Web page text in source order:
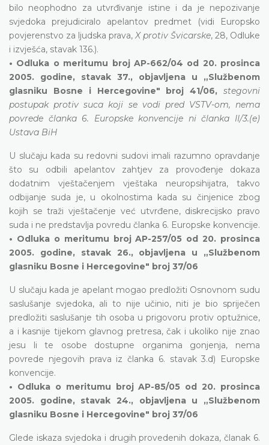
bilo neophodno za utvrđivanje istine i da je nepozivanje
svjedoka prejudiciralo apelantov predmet (vidi Europsko
povjerenstvo za ljudska prava, X protiv Švicarske, 28, Odluke
i izvješća, stavak 136.).
• Odluka o meritumu broj AP-662/04 od 20. prosinca
2005. godine, stavak 37., objavljena u „Službenom
glasniku Bosne i Hercegovine" broj 41/06, stegovni
postupak protiv suca koji se vodi pred VSTV-om, nema
povrede članka 6. Europske konvencije ni članka II/3.(e)
Ustava BiH
U slučaju kada su redovni sudovi imali razumno opravdanje
što su odbili apelantov zahtjev za provođenje dokaza
dodatnim vještačenjem vještaka neuropsihijatra, takvo
odbijanje suda je, u okolnostima kada su činjenice zbog
kojih se traži vještačenje već utvrđene, diskrecijsko pravo
suda i ne predstavlja povredu članka 6. Europske konvencije.
• Odluka o meritumu broj AP-257/05 od 20. prosinca
2005. godine, stavak 26., objavljena u „Službenom
glasniku Bosne i Hercegovine" broj 37/06
U slučaju kada je apelant mogao predložiti Osnovnom sudu
saslušanje svjedoka, ali to nije učinio, niti je bio spriječen
predložiti saslušanje tih osoba u prigovoru protiv optužnice,
a i kasnije tijekom glavnog pretresa, čak i ukoliko nije znao
jesu li te osobe dostupne organima gonjenja, nema
povrede njegovih prava iz članka 6. stavak 3.d) Europske
konvencije.
• Odluka o meritumu broj AP-85/05 od 20. prosinca
2005. godine, stavak 24., objavljena u „Službenom
glasniku Bosne i Hercegovine" broj 37/06
Glede iskaza svjedoka i drugih provedenih dokaza, članak 6.